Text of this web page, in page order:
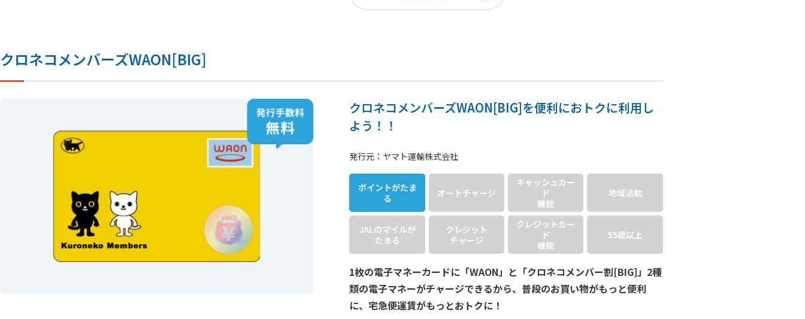
クロネコメンバーズWAON[BIG]
クロネコメンバーズWAON[BIG]を便利におトクに利用し
よう！！
発行元：ヤマト運輸株式会社
ポイントがたま
る
オートチャージ
キャッシュカー
ド
機能
地域活動
JALのマイルが
たまる
クレジット
チャージ
クレジットカー
ド
機能
55歳以上
1枚の電子マネーカードに「WAON」と「クロネコメンバー割[BIG]」2種
類の電子マネーがチャージできるから、普段のお買い物がもっと便利
に、宅急便運賃がもっとおトクに！